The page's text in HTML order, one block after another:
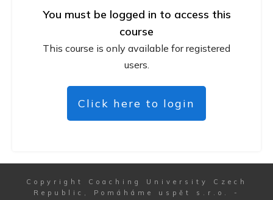
You must be logged in to access this
course
This course is only available for registered
users.
Click here to login
Copyright
Coaching University Czech
Republic, Pomáháme uspět s.r.o.
-